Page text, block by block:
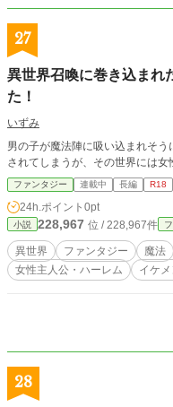
27
異世界召喚に巻き込まれ
た！
いずみ
男の子が魔法陣に吸い込まれそ
されてしまうが、その世界には女
ファンタジー 連載中 長編 R18
24h.ポイント 0pt
小説 228,967 位 / 228,967件
異世界 ファンタジー 魔法
女性主人公・ハーレム
イケメ
28